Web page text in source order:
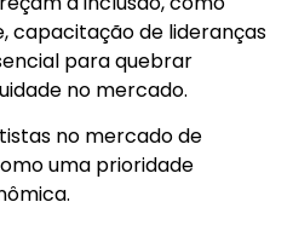
capacitação de lideranças
para quebrar
no mercado.
no mercado de
uma prioridade